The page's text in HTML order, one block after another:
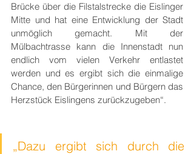
Brücke über die Filstalstrecke die Eislinger
Mitte und hat eine Entwicklung der Stadt
unmöglich gemacht. Mit der
Mülbachtrasse kann die Innenstadt nun
endlich vom vielen Verkehr entlastet
werden und es ergibt sich die einmalige
Chance, den Bürgerinnen und Bürgern das
Herzstück Eislingens zurückzugeben“.
„Dazu ergibt sich durch die